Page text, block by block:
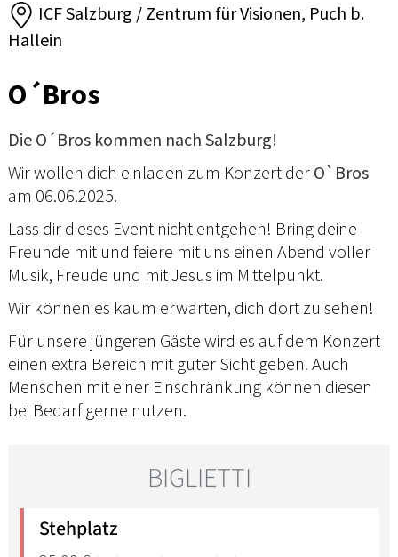
ICF Salzburg / Zentrum für Visionen, Puch b.
Hallein
O´Bros
Die O´Bros kommen nach Salzburg!
Wir wollen dich einladen zum Konzert der O`Bros
am 06.06.2025.
Lass dir dieses Event nicht entgehen! Bring deine
Freunde mit und feiere mit uns einen Abend voller
Musik, Freude und mit Jesus im Mittelpunkt.
Wir können es kaum erwarten, dich dort zu sehen!
Für unsere jüngeren Gäste wird es auf dem Konzert
einen extra Bereich mit guter Sicht geben. Auch
Menschen mit einer Einschränkung können diesen
bei Bedarf gerne nutzen.